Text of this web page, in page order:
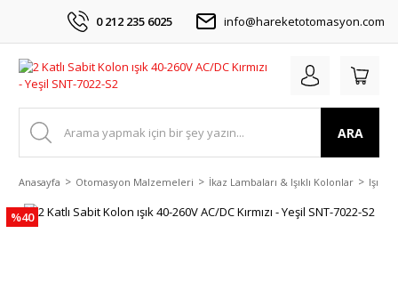
0 212 235 6025 info@hareketotomasyon.com
ARA
Anasayfa Otomasyon Malzemeleri İkaz Lambaları & Işıklı Kolonlar Işıklı
%40